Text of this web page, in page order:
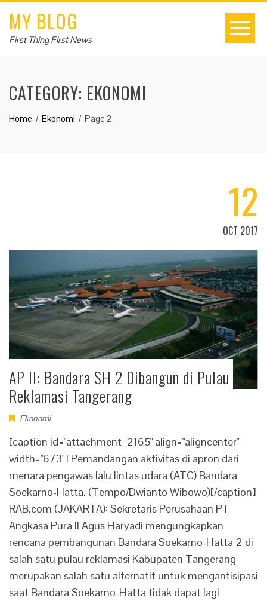
MY BLOG
First Thing First News
CATEGORY: EKONOMI
Home Ekonomi Page 2
12
OCT 2017
AP II: Bandara SH 2 Dibangun di Pulau
Reklamasi Tangerang
Ekonomi
[caption id="attachment_2165" align="aligncenter"
width="673"] Pemandangan aktivitas di apron dari
menara pengawas lalu lintas udara (ATC) Bandara
Soekarno-Hatta. (Tempo/Dwianto Wibowo)[/caption]
RAB.com (JAKARTA): Sekretaris Perusahaan PT
Angkasa Pura II Agus Haryadi mengungkapkan
rencana pembangunan Bandara Soekarno-Hatta 2 di
salah satu pulau reklamasi Kabupaten Tangerang
merupakan salah satu alternatif untuk mengantisipasi
saat Bandara Soekarno-Hatta tidak dapat lagi